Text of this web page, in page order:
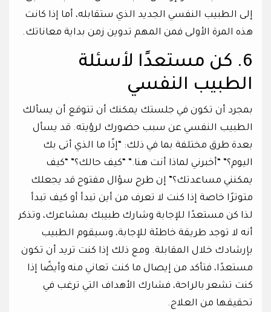
إلى الطبيب النفسي الجديد الذي ستقابله، أما إذا كانت
هذه المرة الأولى فمن المهم تدوين زمن بداية معاناتك.
6. كن مستعدًا لأسئلة
الطبيب النفسي
بمجرد أن تكون في جلستك يمكنك أن تتوقع أن يسألك
الطبيب النفسي عن سبب حضورك لرؤيته. قد يسأل
بعدة طرق مختلفة بما في ذلك: “إذًا ما الذي أتى بك
اليوم؟” “أخبرني لماذا أنت هنا.” “كيف حالك؟” “كيف
يمكنني مساعدتك؟” إن طرح سؤال مفتوح قد يجعلك
متوترًا خاصة إذا كنت لا تعرف من أين تبدأ أو كيف تبدأ
لذا كن مستعدًا للإجابة وشارك طبيبك بمشاعرك، وتذكر
أنه لا توجد طريقة خاطئة للإجابة، وسيقوم الطبيب
بإرشادك خلال المقابلة. ومع ذلك إذا كنت تريد أن تكون
مستعدًا، فتأكد من إيصال ما كنت تعاني منه وأيضًا إذا
كنت تشعر بالراحة، فشارك الأهداف التي ترغب في
تحقيقها من العلاج.